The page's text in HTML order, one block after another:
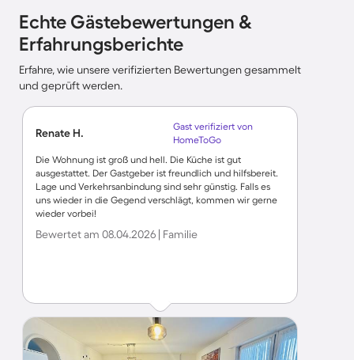
Echte Gästebewertungen &
Erfahrungsberichte
Erfahre, wie unsere verifizierten Bewertungen gesammelt
und geprüft werden.
Renate H.
Gast verifiziert von
HomeToGo
Die Wohnung ist groß und hell. Die Küche ist gut
ausgestattet. Der Gastgeber ist freundlich und hilfsbereit.
Lage und Verkehrsanbindung sind sehr günstig. Falls es
uns wieder in die Gegend verschlägt, kommen wir gerne
wieder vorbei!
Bewertet am 08.04.2026 | Familie